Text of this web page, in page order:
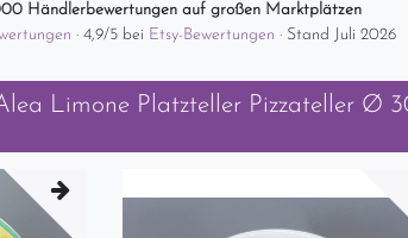
Händlerbewertungen auf großen Marktplätzen
· 4,9/5 bei Etsy-Bewertungen · Stand Juli 2026
Limone Platzteller Pizzateller Ø